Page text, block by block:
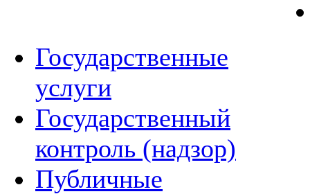
Государственные
услуги
Государственный
контроль (надзор)
Публичные